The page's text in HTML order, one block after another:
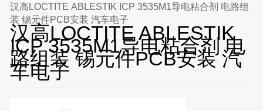
汉高LOCTITE ABLESTIK ICP 3535M1导电粘合剂 电路组
装 锡元件PCB安装 汽车电子
汉高LOCTITE ABLESTIK
ICP 3535M1导电粘合剂 电
路组装 锡元件PCB安装 汽
车电子